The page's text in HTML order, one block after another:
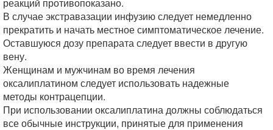
В случае экстравазации инфузию следует немедленно
прекратить и начать местное симптоматическое лечение.
Оставшуюся дозу препарата следует ввести в другую
вену.
Женщинам и мужчинам во время лечения
оксалиплатином следует использовать надежные
методы контрацепции.
При использовании оксалиплатина должны соблюдаться
все обычные инструкции, принятые для применения